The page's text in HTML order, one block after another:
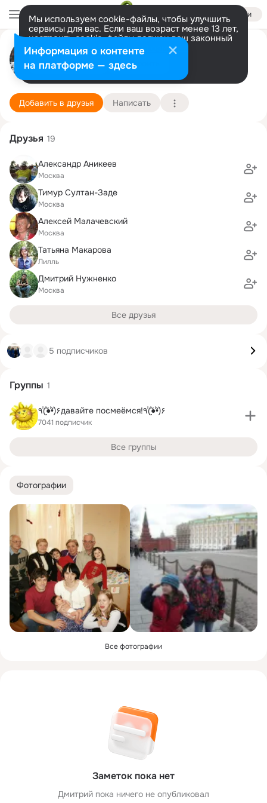
Войти
Мы используем cookie-файлы, чтобы улучшить
сервисы для вас. Если ваш возраст менее 13 лет,
настроить cookie-файлы должен ваш законный
представитель. Больше информации
Разрешить все Настроить
Дмитрий Садиленко
Москва
28 декабря (58 лет)
РХТУ им. Д.И. Менделеева, Российский
Подробнее
Добавить в друзья Написать
Фотографии
Все фотографии
Заметок пока нет
Дмитрий пока ничего не опубликовал
Друзья 19
Александр Аникеев
Москва
Тимур Султан-Заде
Москва
Алексей Малачевский
Москва
Татьяна Макарова
Лилль
Дмитрий Нужненко
Москва
Все друзья
5 подписчиков
Группы 1
٩(̾●̮̮̃̾•̃̾)۶давайте посмеёмся!٩(̾●̮̮̃̾•̃̾)۶
7041 подписчик
Все группы
Информация о контенте
на платформе — здесь